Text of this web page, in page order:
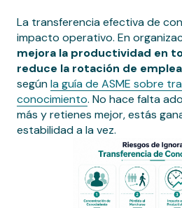
La transferencia efectiva de
impacto operativo. En
mejora la productividad en
reduce la rotación de
segúnla guía de ASME sobre
conocimiento. No hace falta
más y retienes mejor, estás
estabilidad a la vez.